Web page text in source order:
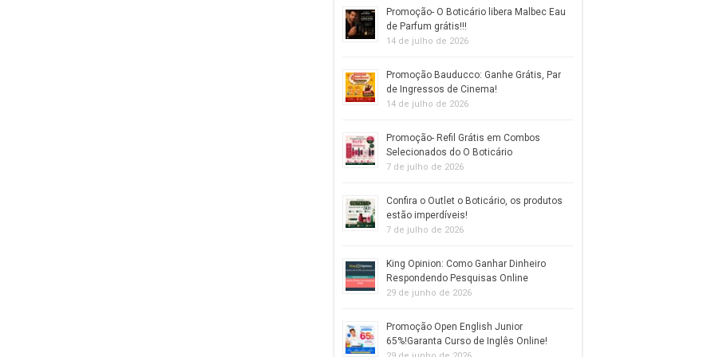
Promoção- O Boticário libera Malbec Eau
de Parfum grátis!!!
14 de julho de 2026
Promoção Bauducco: Ganhe Grátis, Par
de Ingressos de Cinema!
14 de julho de 2026
Promoção- Refil Grátis em Combos
Selecionados do O Boticário
7 de julho de 2026
Confira o Outlet o Boticário, os produtos
estão imperdíveis!
7 de julho de 2026
King Opinion: Como Ganhar Dinheiro
Respondendo Pesquisas Online
29 de junho de 2026
Promoção Open English Junior
65%!Garanta Curso de Inglês Online!